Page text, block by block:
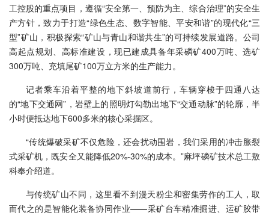
工控股的重点项目，遵循“安全第一、预防为主、综合治理”的安全生
产方针，致力于打造“绿色生态、数字智能、平安和谐”的现代化“三
型”矿山，积极探索“矿山与青山和谐共生”的可持续发展道路。公司
高起点规划、高标准建设，现已建成具备年采磷矿400万吨、选矿
300万吨、充填尾矿100万立方米的生产能力。
记者乘车沿着平整的地下斜坡道前行，车辆穿梭于四通八达
的“地下交通网”，岩壁上的照明灯勾勒出地下“交通动脉”的轮廓，半
小时便抵达地下600多米的核心采掘区。
“传统爆破采矿不仅危险，还会扰动围岩，我们采用的冲击胀裂
式采矿机，既安全又能降低20%-30%的成本。”麻坪磷矿技术总工敖
科奉介绍道。
与传统矿山不同，这里看不到漫天粉尘和密集劳作的工人，取
而代之的是智能化装备协同作业——采矿台车精准掘进、运矿胶带